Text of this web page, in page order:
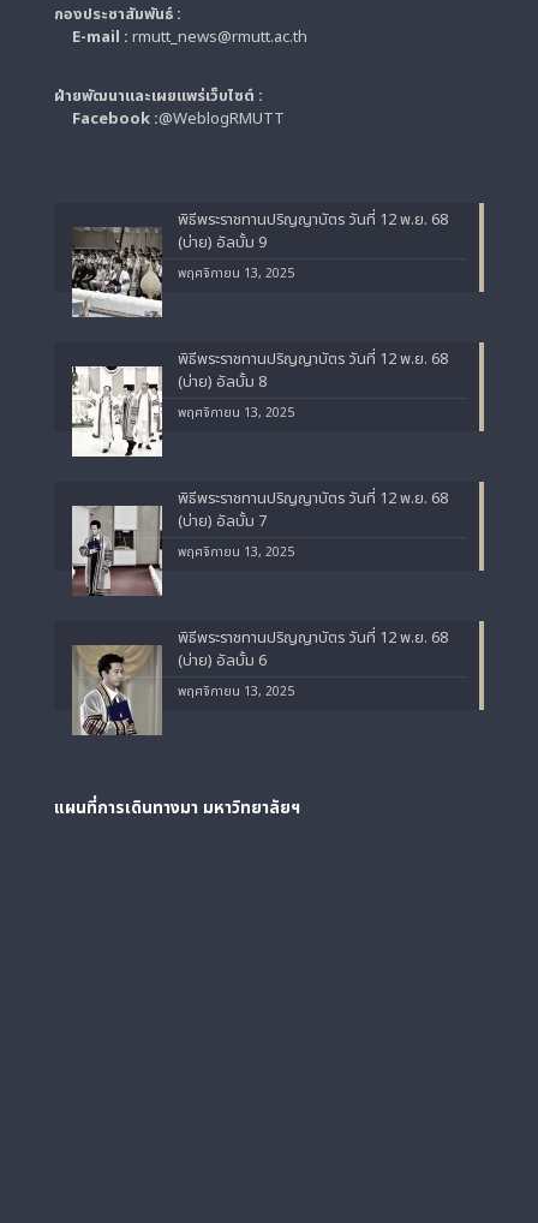
กองประชาสัมพันธ์ :
E-mail : rmutt_news@rmutt.ac.th
ฝ่ายพัฒนาและเผยแพร่เว็บไซต์ :
Facebook :@WeblogRMUTT
พิธีพระราชทานปริญญาบัตร วันที่ 12 พ.ย. 68
(บ่าย) อัลบั้ม 9
พฤศจิกายน 13, 2025
พิธีพระราชทานปริญญาบัตร วันที่ 12 พ.ย. 68
(บ่าย) อัลบั้ม 8
พฤศจิกายน 13, 2025
พิธีพระราชทานปริญญาบัตร วันที่ 12 พ.ย. 68
(บ่าย) อัลบั้ม 7
พฤศจิกายน 13, 2025
พิธีพระราชทานปริญญาบัตร วันที่ 12 พ.ย. 68
(บ่าย) อัลบั้ม 6
พฤศจิกายน 13, 2025
แผนที่การเดินทางมา มหาวิทยาลัยฯ